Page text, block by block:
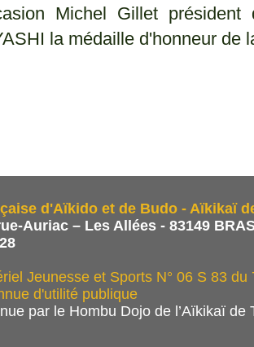
Michel Gillet
la médaille d'honneur de
d'Aïkido et de Budo - Aïkikaï
Auriac – Les Allées - 83149
Jeunesse et Sports N° 06 S 83
d'utilité publique
par le Hombu Dojo de l’Aïkikaï de